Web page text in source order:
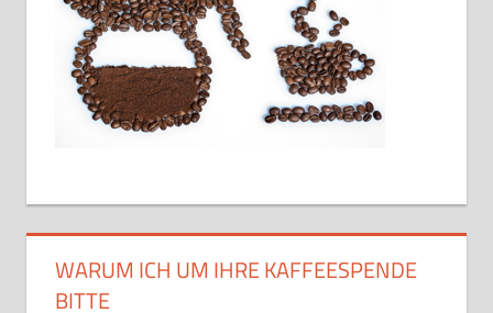
WARUM ICH UM IHRE KAFFEESPENDE
BITTE